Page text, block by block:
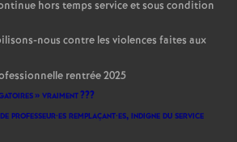
hors temps service et sous condition
nous contre les violences faites aux
rentrée 2025
» vraiment???
professeur·es remplaçant·es, indigne du service